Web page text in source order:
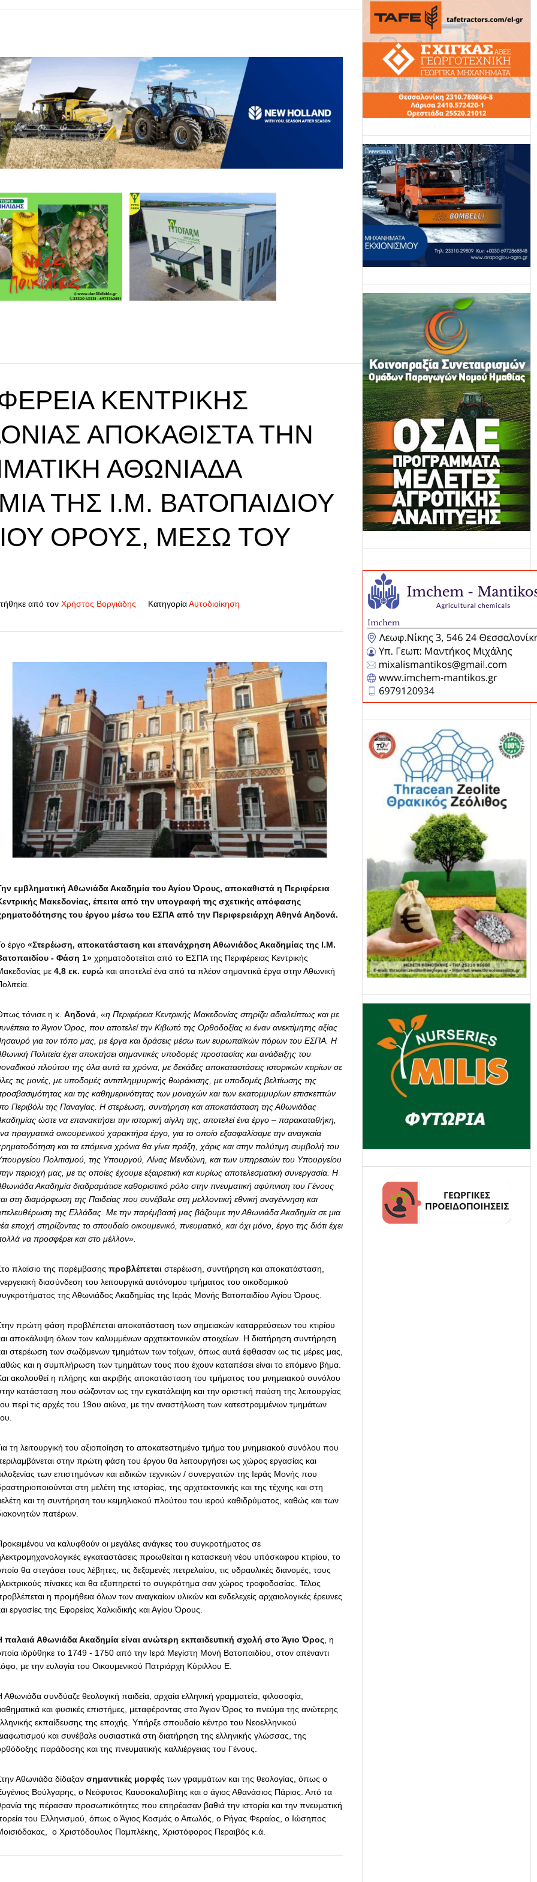
ΚΕΝΤΡΙΚΉΣ
ΑΠΟΚΑΘΙΣΤΆ ΤΗΝ
ΑΘΩΝΙΆΔΑ
ΤΗΣ Ι.Μ. ΒΑΤΟΠΑΙΔΊΟΥ
ΌΡΟΥΣ, ΜΈΣΩ ΤΟΥ
από τον Χρήστος Βοργιάδης Κατηγορία Αυτοδιοίκηση
εμβληματική Αθωνιάδα Ακαδημία του Αγίου Όρους, αποκαθιστά η Περιφέρεια
Μακεδονίας, έπειτα από την υπογραφή της σχετικής απόφασης
του έργου μέσω του ΕΣΠΑ από την Περιφερειάρχη Αθηνά Αηδονά.
έργο «Στερέωση, αποκατάσταση και επανάχρηση Αθωνιάδος Ακαδημίας της Ι.Μ.
- Φάση 1»χρηματοδοτείται από το ΕΣΠΑ της Περιφέρειας Κεντρικής
με 4,8 εκ. ευρώκαι αποτελεί ένα από τα πλέον σημαντικά έργα στην Αθωνική
τόνισε η κ. Αηδονά, «η Περιφέρεια Κεντρικής Μακεδονίας στηρίζει αδιαλείπτως και με
το Άγιον Όρος, που αποτελεί την Κιβωτό της Ορθοδοξίας κι έναν ανεκτίμητης αξίας
για τον τόπο μας, με έργα και δράσεις μέσω των ευρωπαϊκών πόρων του ΕΣΠΑ. Η
Πολιτεία έχει αποκτήσει σημαντικές υποδομές προστασίας και ανάδειξης του
πλούτου της όλα αυτά τα χρόνια, με δεκάδες αποκαταστάσεις ιστορικών κτιρίων σε
τις μονές, με υποδομές αντιπλημμυρικής θωράκισης, με υποδομές βελτίωσης της
και της καθημερινότητας των μοναχών και των εκατομμυρίων επισκεπτών
Περιβόλι της Παναγίας. Η στερέωση, συντήρηση και αποκατάσταση της Αθωνιάδας
ώστε να επανακτήσει την ιστορική αίγλη της, αποτελεί ένα έργο – παρακαταθήκη,
πραγματικά οικουμενικού χαρακτήρα έργο, για το οποίο εξασφαλίσαμε την αναγκαία
και τα επόμενα χρόνια θα γίνει πράξη, χάρις και στην πολύτιμη συμβολή του
Πολιτισμού, της Υπουργού, Λίνας Μενδώνη, και των υπηρεσιών του Υπουργείου
περιοχή μας, με τις οποίες έχουμε εξαιρετική και κυρίως αποτελεσματική συνεργασία. Η
Ακαδημία διαδραμάτισε καθοριστικό ρόλο στην πνευματική αφύπνιση του Γένους
στη διαμόρφωση της Παιδείας που συνέβαλε στη μελλοντική εθνική αναγέννηση και
της Ελλάδας. Με την παρέμβασή μας βάζουμε την Αθωνιάδα Ακαδημία σε μια
εποχή στηρίζοντας το σπουδαίο οικουμενικό, πνευματικό, και όχι μόνο, έργο της διότι έχει
να προσφέρει και στο μέλλον».
πλαίσιο της παρέμβασης προβλέπεται στερέωση, συντήρηση και αποκατάσταση,
διασύνδεση του λειτουργικά αυτόνομου τμήματος του οικοδομικού
της Αθωνιάδος Ακαδημίας της Ιεράς Μονής Βατοπαιδίου Αγίου Όρους.
πρώτη φάση προβλέπεται αποκατάσταση των σημειακών καταρρεύσεων του κτιρίου
αποκάλυψη όλων των καλυμμένων αρχιτεκτονικών στοιχείων. Η διατήρηση συντήρηση
στερέωση των σωζόμενων τμημάτων των τοίχων, όπως αυτά έφθασαν ως τις μέρες μας,
και η συμπλήρωση των τμημάτων τους που έχουν καταπέσει είναι το επόμενο βήμα.
ακολουθεί η πλήρης και ακριβής αποκατάσταση του τμήματος του μνημειακού συνόλου
κατάσταση που σώζονταν ως την εγκατάλειψη και την οριστική παύση της λειτουργίας
περί τις αρχές του 19ου αιώνα, με την αναστήλωση των κατεστραμμένων τμημάτων
τη λειτουργική του αξιοποίηση το αποκατεστημένο τμήμα του μνημειακού συνόλου που
στην πρώτη φάση του έργου θα λειτουργήσει ως χώρος εργασίας και
των επιστημόνων και ειδικών τεχνικών / συνεργατών της Ιεράς Μονής που
στη μελέτη της ιστορίας, της αρχιτεκτονικής και της τέχνης και στη
και τη συντήρηση του κειμηλιακού πλούτου του ιερού καθιδρύματος, καθώς και των
πατέρων.
να καλυφθούν οι μεγάλες ανάγκες του συγκροτήματος σε
εγκαταστάσεις προωθείται η κατασκευή νέου υπόσκαφου κτιρίου, το
θα στεγάσει τους λέβητες, τις δεξαμενές πετρελαίου, τις υδραυλικές διανομές, τους
πίνακες και θα εξυπηρετεί το συγκρότημα σαν χώρος τροφοδοσίας. Τέλος
η προμήθεια όλων των αναγκαίων υλικών και ενδελεχείς αρχαιολογικές έρευνες
εργασίες της Εφορείας Χαλκιδικής και Αγίου Όρους.
παλαιά Αθωνιάδα Ακαδημία είναι ανώτερη εκπαιδευτική σχολή στο Άγιο Όρος, η
ιδρύθηκε το 1749 - 1750 από την Ιερά Μεγίστη Μονή Βατοπαιδίου, στον απέναντι
με την ευλογία του Οικουμενικού Πατριάρχη Κύριλλου Ε.
Αθωνιάδα συνδύαζε θεολογική παιδεία, αρχαία ελληνική γραμματεία, φιλοσοφία,
και φυσικές επιστήμες, μεταφέροντας στο Άγιον Όρος το πνεύμα της ανώτερης
εκπαίδευσης της εποχής. Υπήρξε σπουδαίο κέντρο του Νεοελληνικού
και συνέβαλε ουσιαστικά στη διατήρηση της ελληνικής γλώσσας, της
παράδοσης και της πνευματικής καλλιέργειας του Γένους.
Αθωνιάδα δίδαξαν σημαντικές μορφέςτων γραμμάτων και της θεολογίας, όπως ο
Βούλγαρης, ο Νεόφυτος Καυσοκαλυβίτης και ο άγιος Αθανάσιος Πάριος. Από τα
της πέρασαν προσωπικότητες που επηρέασαν βαθιά την ιστορία και την πνευματική
του Ελληνισμού, όπως ο Άγιος Κοσμάς ο Αιτωλός, ο Ρήγας Φεραίος, ο Ιώσηπος
ο Χριστόδουλος Παμπλέκης, Χριστόφορος Περαιβός κ.ά.